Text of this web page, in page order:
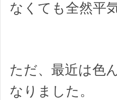
なくても全然平
ただ、最近は色
なりました。